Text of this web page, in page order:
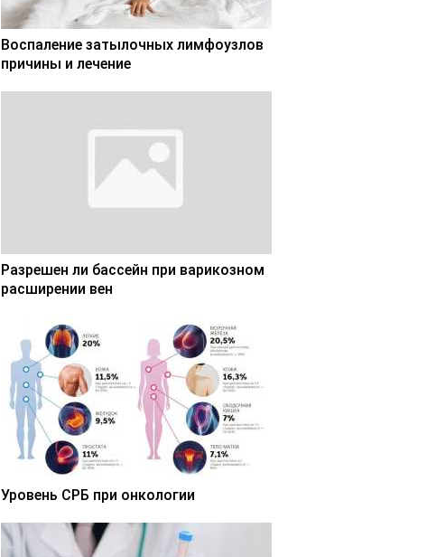
Воспаление затылочных лимфоузлов
причины и лечение
Разрешен ли бассейн при варикозном
расширении вен
Уровень СРБ при онкологии